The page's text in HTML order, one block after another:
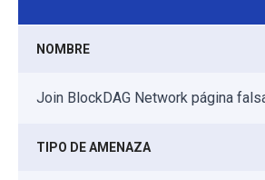
NOMBRE
Join BlockDAG Network página
TIPO DE AMENAZA